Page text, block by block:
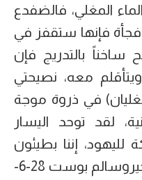
المغلي، فالضفدع
فإنها ستقفز في
ساخناً بالتدريج فإن
معه، نصيحتي
في ذروة موجة
لقد توحد اليسار
إننا بطيئون
في ردات أفعالنا»! (صحيفة جيروسالم بوست 28-6-